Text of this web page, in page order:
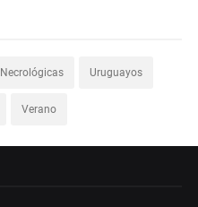
Necrológicas Uruguayos
Verano